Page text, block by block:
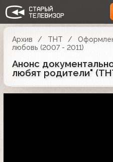
Архив ТНТ
любовь (2007 - 2011)
Анонс
любят родители"